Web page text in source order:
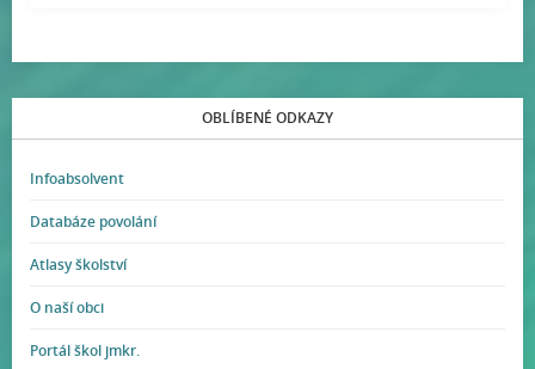
OBLÍBENÉ ODKAZY
Infoabsolvent
Databáze povolání
Atlasy školství
O naší obci
Portál škol jmkr.